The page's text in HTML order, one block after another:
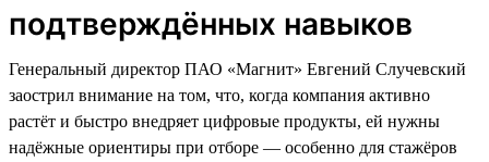
подтверждённых навыков
Генеральный директор ПАО «Магнит» Евгений Случевский
заострил внимание на том, что, когда компания активно
растёт и быстро внедряет цифровые продукты, ей нужны
надёжные ориентиры при отборе — особенно для стажёров